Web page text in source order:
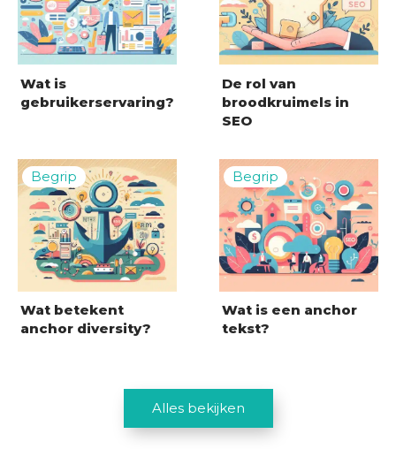
Wat is
gebruikerservaring?
De rol van
broodkruimels in
SEO
Wat betekent
anchor diversity?
Wat is een anchor
tekst?
Alles bekijken